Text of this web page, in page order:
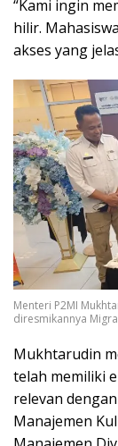
“Kami ingin
hilir.
akses yang
Menteri P2MI
diresmikannya
Mukhtarudin
telah memiliki
relevan
Manajemen